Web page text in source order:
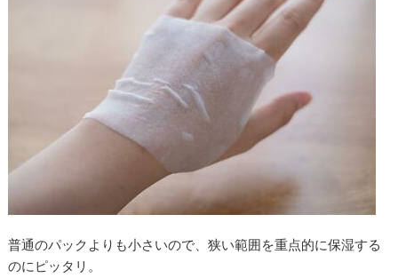
普通のパックよりも小さいので、狭い範囲を重点的に保湿する
のにピッタリ。